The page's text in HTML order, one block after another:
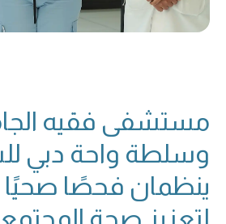
مستشفى فقيه
وسلطة واحة دبي
ينظمان فحصًا صحيًا